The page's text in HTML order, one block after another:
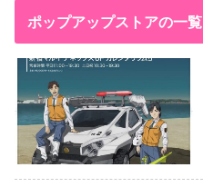
ポップアップストアの一覧